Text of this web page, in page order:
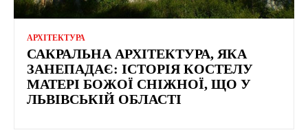
АРХІТЕКТУРА
САКРАЛЬНА АРХІТЕКТУРА, ЯКА
ЗАНЕПАДАЄ: ІСТОРІЯ КОСТЕЛУ
МАТЕРІ БОЖОЇ СНІЖНОЇ, ЩО У
ЛЬВІВСЬКІЙ ОБЛАСТІ